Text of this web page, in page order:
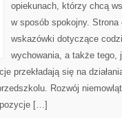
opiekunach, którzy chcą
w sposób spokojny.
wskazówki dotyczące
wychowania, a także tego,
przekładają się na
Rozwój
[…]